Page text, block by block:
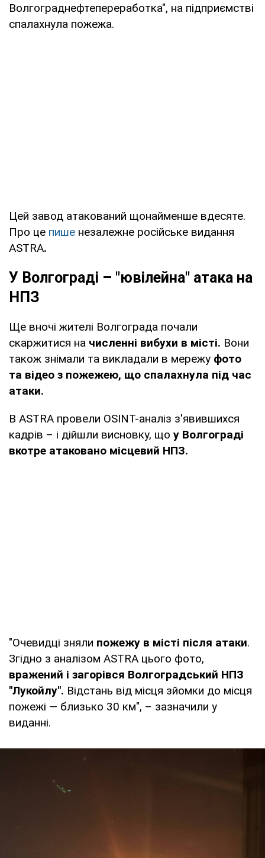
Волгограднефтепереработка", на підприємстві
спалахнула пожежа.
Цей завод атакований щонайменше вдесяте.
Про це пише незалежне російське видання
ASTRA.
У Волгограді – "ювілейна" атака на
НПЗ
Ще вночі жителі Волгограда почали
скаржитися на численні вибухи в місті. Вони
також знімали та викладали в мережу фото
та відео з пожежею, що спалахнула під час
атаки.
В ASTRA провели OSINT-аналіз з'явившихся
кадрів – і дійшли висновку, що у Волгограді
вкотре атаковано місцевий НПЗ.
"Очевидці зняли пожежу в місті після атаки.
Згідно з аналізом ASTRA цього фото,
вражений і загорівся Волгоградський НПЗ
"Лукойлу". Відстань від місця зйомки до місця
пожежі — близько 30 км", – зазначили у
виданні.